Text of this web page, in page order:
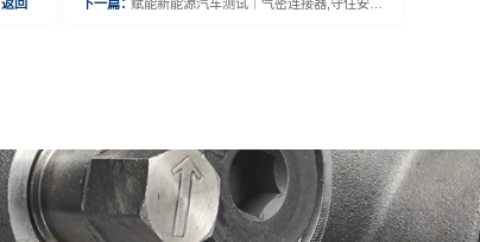
下一篇：赋能新能源汽车测试｜气密连接器,守住安全
返回